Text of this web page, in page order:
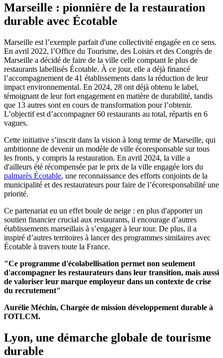
Marseille : pionnière de la restauration
durable avec Écotable
Marseille est l’exemple parfait d'une collectivité engagée en ce sens.
En avril 2022, l’Office du Tourisme, des Loisirs et des Congrès de
Marseille a décidé de faire de la ville celle comptant le plus de
restaurants labellisés Écotable. À ce jour, elle a déjà financé
l’accompagnement de 41 établissements dans la réduction de leur
impact environnemental. En 2024, 28 ont déjà obtenu le label,
témoignant de leur fort engagement en matière de durabilité, tandis
que 13 autres sont en cours de transformation pour l’obtenir.
L’objectif est d’accompagner 60 restaurants au total, répartis en 6
vagues.
Cette initiative s’inscrit dans la vision à long terme de Marseille, qui
ambitionne de devenir un modèle de ville écoresponsable sur tous
les fronts, y compris la restauration. En avril 2024, la ville a
d'ailleurs été récompensée par le prix de la ville engagée lors du
palmarès Écotable, une reconnaissance des efforts conjoints de la
municipalité et des restaurateurs pour faire de l’écoresponsabilité une
priorité.
Ce partenariat eu un effet boule de neige : en plus d'apporter un
soutien financier crucial aux restaurants, il encourage d’autres
établissements marseillais à s’engager à leur tour. De plus, il a
inspiré d’autres territoires à lancer des programmes similaires avec
Écotable à travers toute la France.
"Ce programme d'écolabellisation permet non seulement
d'accompagner les restaurateurs dans leur transition, mais aussi
de valoriser leur marque employeur dans un contexte de crise
du recrutement"
Aurélie Méchin, Chargée de mission développement durable à
l'OTLCM.
Lyon, une démarche globale de tourisme
durable